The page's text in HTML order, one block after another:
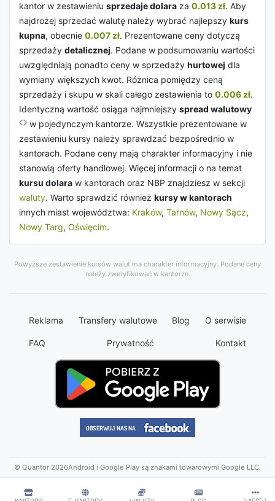
kantor w zestawieniu sprzedaje dolara za 0.013 zł. Aby
najdrożej sprzedać walutę należy wybrać najlepszy kurs
kupna, obecnie 0.007 zł. Prezentowane ceny dotyczą
sprzedaży detalicznej. Podane w podsumowaniu wartości
uwzględniają ponadto ceny w sprzedaży hurtowej dla
wymiany większych kwot. Różnica pomiędzy ceną
sprzedaży i skupu w skali całego zestawienia to 0.006 zł.
Identyczną wartość osiąga najmniejszy spread walutowy
w pojedynczym kantorze. Wszystkie prezentowane w
zestawieniu kursy należy sprawdzać bezpośrednio w
kantorach. Podane ceny mają charakter informacyjny i nie
stanowią oferty handlowej. Więcej informacji o na temat
kursu dolara w kantorach oraz NBP znajdziesz w sekcji
waluty. Warto sprawdzić również kursy w kantorach
innych miast województwa: Kraków, Tarnów, Nowy Sącz,
Nowy Targ, Oświęcim.
Powyższe zestawienie kursów walut ma charakter informacyjny. Podane ceny
należy zweryfikować w kantorze.
Reklama Transfery walutowe Blog O serwisie
FAQ Prywatność Kontakt
© Quantor 2026Android i Google Play są znakami towarowymi Google LLC.